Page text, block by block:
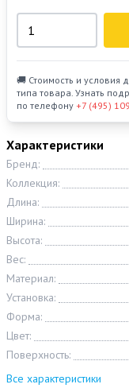
Характеристики
Бренд:
Коллекция:
Длина:
Ширина:
Высота:
Вес:
Материал:
Установка:
Форма:
Цвет:
Поверхность:
Все характеристики
🚚 Стоимость и условия
типа товара. Узнать
по телефону +7 (495)